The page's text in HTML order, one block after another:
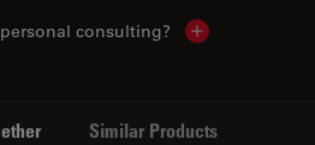
consulting? Show local
Similar Products